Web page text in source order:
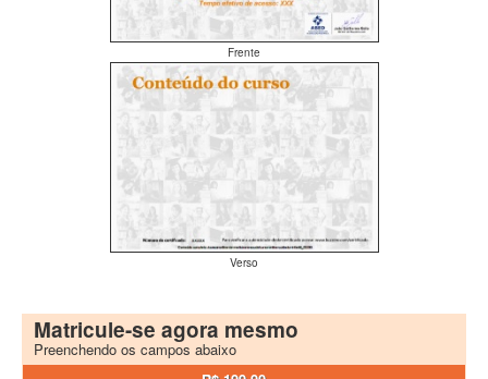
Frente
Verso
Matricule-se agora mesmo
Preenchendo os campos abaixo